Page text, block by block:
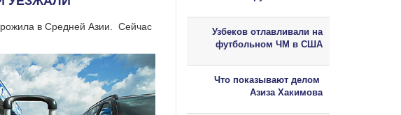
в Средней Азии. Сейчас
Узбеков отлавливали на
футбольном ЧМ в США
Что показывают делом
Азиза Хакимова